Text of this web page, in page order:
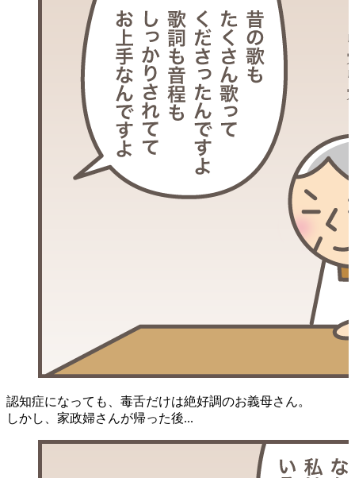
認知症になっても、毒舌だけは絶好調のお義母さん。
しかし、家政婦さんが帰った後...